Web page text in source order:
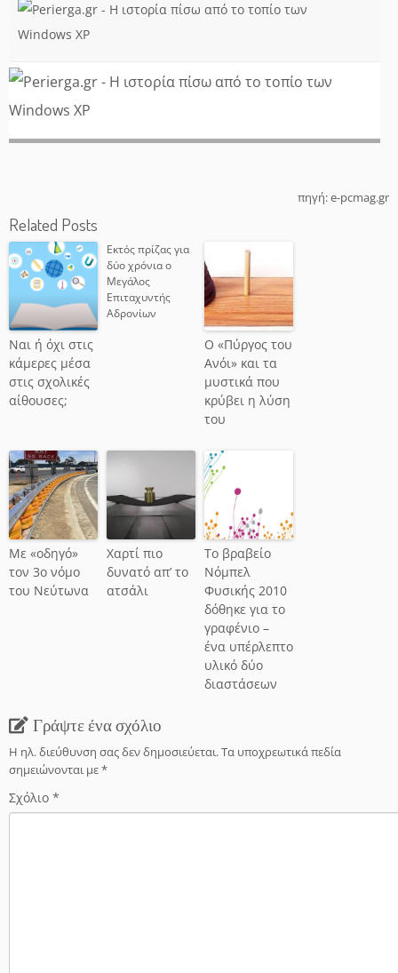
πηγή:e-pcmag.gr
Related Posts
Ναι ή όχι στις
κάμερες μέσα
στις σχολικές
αίθουσες;
Εκτός πρίζας για
δύο χρόνια ο
Μεγάλος
Επιταχυντής
Αδρονίων
Ο «Πύργος του
Ανόι» και τα
μυστικά που
κρύβει η λύση
του
Με «οδηγό»
τον 3ο νόμο
του Νεύτωνα
Χαρτί πιο
δυνατό απ’ το
ατσάλι
Το βραβείο
Νόμπελ
Φυσικής 2010
δόθηκε για το
γραφένιο –
ένα υπέρλεπτο
υλικό δύο
διαστάσεων
Γράψτε ένα σχόλιο
Η ηλ. διεύθυνση σας δεν δημοσιεύεται.Τα υποχρεωτικά πεδία
σημειώνονται με*
Σχόλιο *